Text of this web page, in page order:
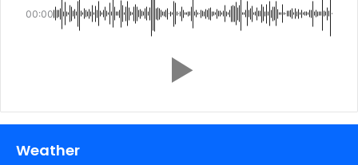
00:00
Weather